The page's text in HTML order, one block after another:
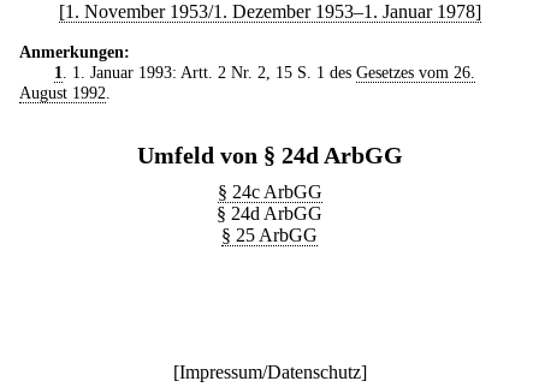
[1. November 1953/1. Dezember 1953–1. Januar 1978]
Anmerkungen:
1
. 1. Januar 1993: Artt. 2 Nr. 2, 15 S. 1 des Gesetzes vom 26.
August 1992
Umfeld von § 24d ArbGG
§ 24c ArbGG
§ 24d ArbGG
§ 25 ArbGG
[Impressum/Datenschutz]